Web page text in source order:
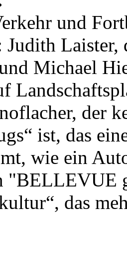
und
Judith
Michael
der
ist, das
wie ein
"BELLEVUE
das